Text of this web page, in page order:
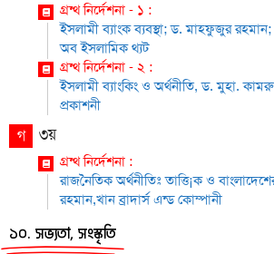
গ্রন্থ নির্দেশনা - ১ :
ইসলামী ব্যাংক ব্যবস্থা; ড. মাহফুজুর রহমান;
অব ইসলামিক থ্যট
গ্রন্থ নির্দেশনা - ২ :
ইসলামী ব্যাংকিং ও অর্থনীতি, ড. মুহা.
প্রকাশনী
গ ৩য়
গ্রন্থ নির্দেশনা :
রাজনৈতিক অর্থনীতিঃ তাত্তি¡ক ও
রহমান,খান ব্রাদার্স এন্ড কোম্পানী
১০. সভ্যতা, সংস্কৃতি